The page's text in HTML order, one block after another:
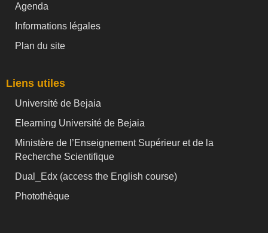
Agenda
Informations légales
Plan du site
Liens utiles
Université de Bejaia
Elearning Université de Bejaia
Ministère de l’Enseignement Supérieur et de la
Recherche Scientifique
Dual_Edx (access the English course)
Photothèque